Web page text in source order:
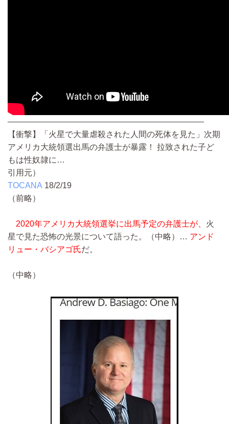
————————————————————————
【衝撃】「火星で大量虐殺された人間の死体を見た」次期
アメリカ大統領選出馬の弁護士が暴露！ 拉致された子ど
もは性奴隷に…
引用元）
TOCANA 18/2/19
（前略）
2020年アメリカ大統領選挙に出馬予定の弁護士が、 火
星で見た恐怖の光景について語った。
（中略）… アンド
リュー・バシアゴ氏だ。
（中略）